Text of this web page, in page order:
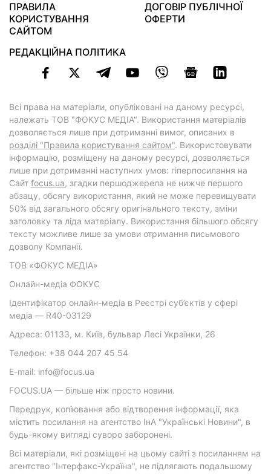
ПРАВИЛА
КОРИСТУВАННЯ
САЙТОМ
ДОГОВІР ПУБЛІЧНОЇ
ОФЕРТИ
РЕДАКЦІЙНА ПОЛІТИКА
Всі права на матеріали, опубліковані на даному ресурсі,
належать ТОВ "ФОКУС МЕДІА". Використання матеріалів
дозволяється лише при дотриманні вимог, описаних в
розділі "Правила користування сайтом". Використовувати
інформацію, розміщену на даному ресурсі, дозволяється
лише при дотриманні наступних умов: гіперпосилання на
Cайт focus.ua, згадки першоджерела не нижче першого
абзацу, обсягу використання, який не може перевищувати
50% від загального обсягу оригінального тексту, зміни
заголовку та ліда матеріалу. Використання більшого обсягу
тексту можливе лише за умови отримання письмового
дозволу Компанії.
ТОВ «ФОКУС МЕДІА»
Онлайн-медіа ФОКУС
Ідентифікатор онлайн-медіа в Реєстрі суб’єктів у сфері
медіа — R40-03129
Адреса: 01133, м. Київ, бульвар Лесі Українки, 26
Телефон: +38 044 207 45 54
E-mail: info@focus.ua
FOCUS.UA — більше ніж просто новини.
Передрук, копіювання або відтворення інформації, яка
містить посилання на агентство ІнА "Українські Новини", в
будь-якому вигляді суворо заборонені.
Всі матеріали, які розміщені на цьому сайті з посиланням на
агентство "Інтерфакс-Україна", не підлягають подальшому